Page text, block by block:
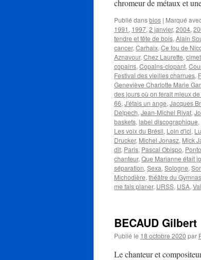
chromeur de métaux et
Publié dansbios | Marqué
1991 , 1997, 2 janvier, 2004,
tendre et tête de bois, Alain
cancer, Carhaix, Ce fou de
Aznavour, Chez Laurette,
copains, Copains-clopant,
Festival des vieilles charrues,
Geneviève Charlotte Marie
des jours où on ferait mieux
66, J'étais un ange, Jacques
Delpech, Jean-Michel Rivat,
baskets, label discographique,
Les voix du Brésil, Loin d'ici,
Drucker, Michel Jonasz, Mick
dit, Paris, Pascal Obispo,
chanteur, Que Marianne était
séparation, Sexa, Sologne,
Michodière, théâtre du
me fais planer, URSS, USA,
BECAUD Gilbert
Publié le 18 octobre 2020 par
Le chanteur et